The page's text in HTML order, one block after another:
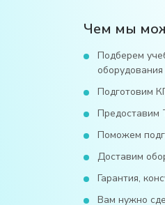
Чем мы
Подберем
Подготовим
Предоставим
Поможем
Доставим
Гарантия,
Вам нужно